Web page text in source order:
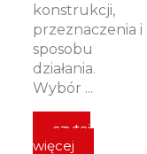
konstrukcji,
przeznaczenia i
sposobu
działania.
Wybór ...
czytaj
więcej